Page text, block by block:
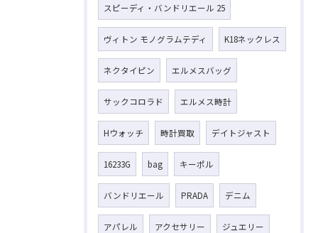
スピーディ・バンドリエール 25
ヴィトン モノグラムテディ K18ネックレス
ネクタイピン エルメスバッグ
サックコロラド エルメス時計
Hウォッチ 時計買取 デイトジャスト
16233G bag キーポル
バンドリエール PRADA デニム
アパレル アクセサリー ジュエリー